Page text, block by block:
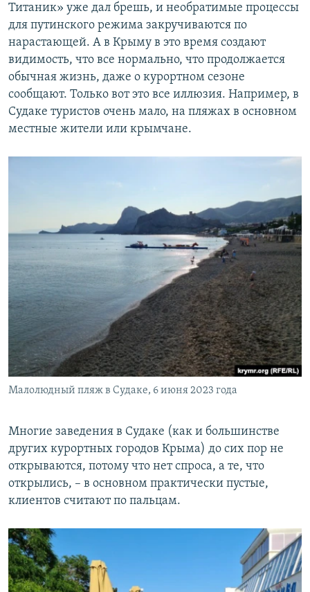
Титаник» уже дал брешь, и необратимые процессы
для путинского режима закручиваются по
нарастающей. А в Крыму в это время создают
видимость, что все нормально, что продолжается
обычная жизнь, даже о курортном сезоне
сообщают. Только вот это все иллюзия. Например, в
Судаке туристов очень мало, на пляжах в основном
местные жители или крымчане.
Малолюдный пляж в Судаке, 6 июня 2023 года
Многие заведения в Судаке (как и большинстве
других курортных городов Крыма) до сих пор не
открываются, потому что нет спроса, а те, что
открылись, – в основном практически пустые,
клиентов считают по пальцам.